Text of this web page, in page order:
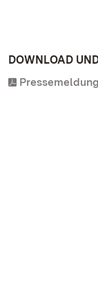
DOWNLOAD